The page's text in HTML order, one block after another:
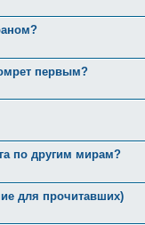
первым?
по другим мирам?
для прочитавших)